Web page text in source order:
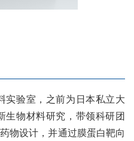
实验室，之前为日本私立大
生物材料研究，带领科研团
物设计，并通过膜蛋白靶向